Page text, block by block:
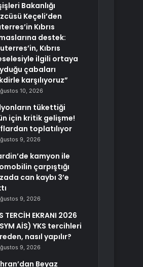
Bakanlığı
Keçeli’den
Kıbrıs
destek:
Kıbrıs
ilgili ortaya
çabaları
karşılıyoruz”
10, 2026
tükettiği
için kritik gelişme!
toplatılıyor
9, 2026
kamyon ile
çarpıştığı
can kaybı 3’e
9, 2026
TERCİH EKRANI 2026
AİS) YKS tercihleri
nasıl yapılır?
9, 2026
Beyaz